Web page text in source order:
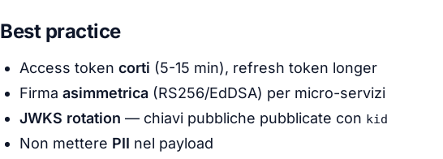
Best practice
Access token corti (5-15 min), refresh token longer
Firma asimmetrica (RS256/EdDSA) per micro-servizi
JWKS rotation — chiavi pubbliche pubblicate con kid
Non mettere PII nel payload